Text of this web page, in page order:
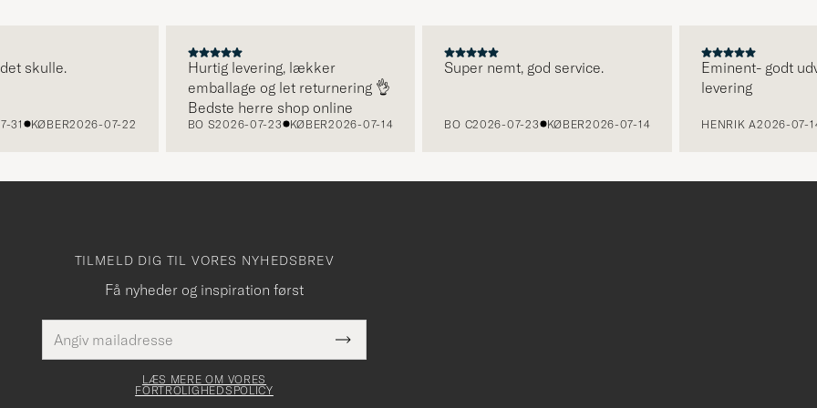
skulle.
KØBER2026-07-22
Hurtig levering, lækker
emballage og let returnering 👌
Bedste herre shop online
BO S2026-07-23 KØBER2026-07-14
Super nemt, god service.
BO C2026-07-23 KØBER2026-07-14
Eminent- godt
levering
HENRIK A 2026-07-14
TILMELD DIG TIL VORES NYHEDSBREV
Få nyheder og inspiration først
mailadresse
Dette
felt skal
Submit
Newsletter
LÆS MERE OM VORES
FORTROLIGHEDSPOLICY